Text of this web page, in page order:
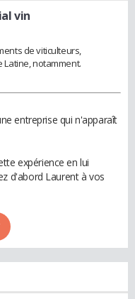
vin
de viticulteurs,
Latine, notamment.
entreprise qui n'apparaît
expérience en lui
d'abord Laurent à vos